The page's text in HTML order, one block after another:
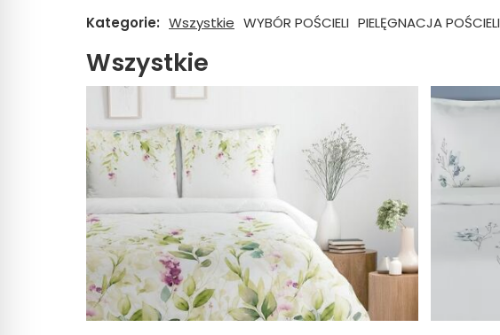
Kategorie: Wszystkie WYBÓR POŚCIELI PIELĘGNACJA POŚCIELI
Wszystkie